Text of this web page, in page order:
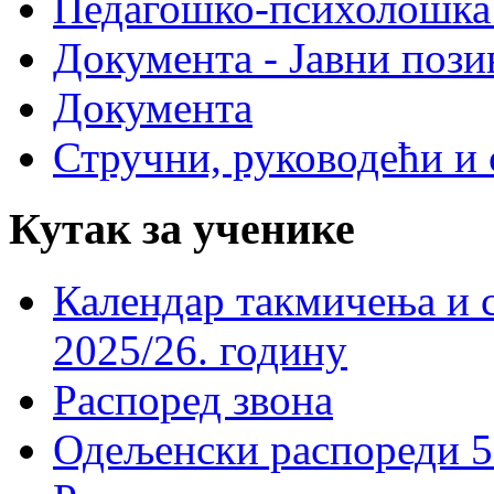
Документа - Јавни
Документа
Стручни, руководећи и
Кутак за ученике
Календар такмичења
2025/26. годину
Распоред звона
Одељенски распореди